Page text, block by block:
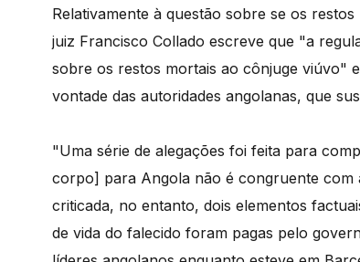
Relativamente à questão sobre se os
juiz Francisco Collado escreve que "a
sobre os restos mortais ao cônjuge viúvo"
vontade das autoridades angolanas, que
"Uma série de alegações foi feita para
corpo] para Angola não é congruente com
criticada, no entanto, dois elementos
de vida do falecido foram pagas pelo